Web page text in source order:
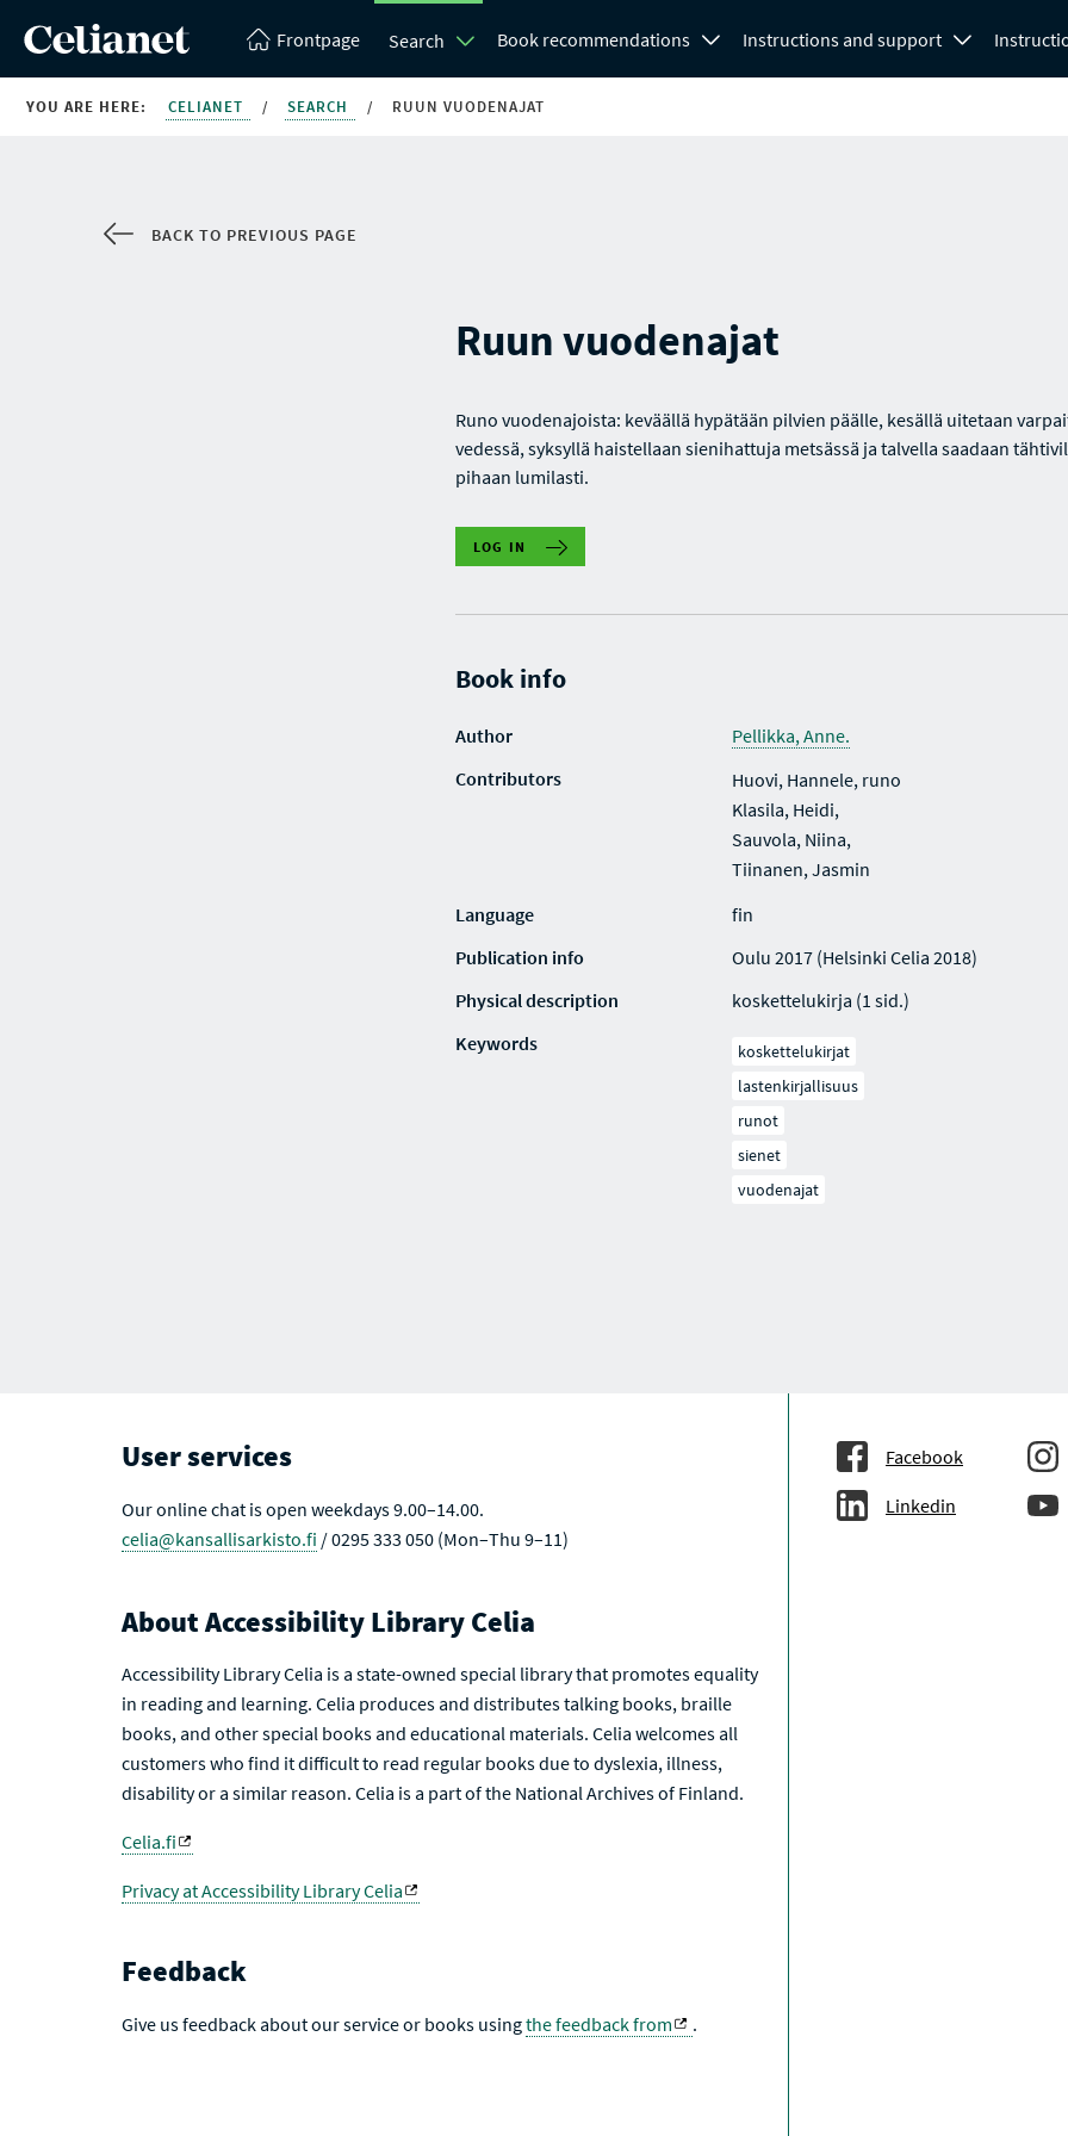
Frontpage Search Book recommendations Instructions and support
YOU ARE HERE: CELIANET / SEARCH / RUUN VUODENAJAT
BACK TO PREVIOUS PAGE
Ruun vuodenajat
Runo vuodenajoista: keväällä hypätään pilvien päälle, kesällä uitetaan
vedessä, syksyllä haistellaan sienihattuja metsässä ja talvella saadaan
pihaan lumilasti.
LOG IN
Book info
Author
Pellikka, Anne.
Contributors
Huovi, Hannele, runo
Klasila, Heidi,
Sauvola, Niina,
Tiinanen, Jasmin
Language
fin
Publication info
Oulu 2017 (Helsinki Celia 2018)
Physical description
koskettelukirja (1 sid.)
Keywords
koskettelukirjat
lastenkirjallisuus
runot
sienet
vuodenajat
User services
Our online chat is open weekdays 9.00–14.00.
celia@kansallisarkisto.fi / 0295 333 050 (Mon–Thu 9–11)
About Accessibility Library Celia
Accessibility Library Celia is a state-owned special library that promotes equality
in reading and learning. Celia produces and distributes talking books, braille
books, and other special books and educational materials. Celia welcomes all
customers who find it difficult to read regular books due to dyslexia, illness,
disability or a similar reason. Celia is a part of the National Archives of Finland.
Celia.fi
Privacy at Accessibility Library Celia
Feedback
Give us feedback about our service or books usingthe feedback from .
Facebook
Linkedin